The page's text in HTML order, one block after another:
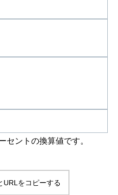
ントの換算値です。
URLをコピーする